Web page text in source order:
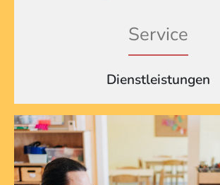
Service
Dienstleistungen